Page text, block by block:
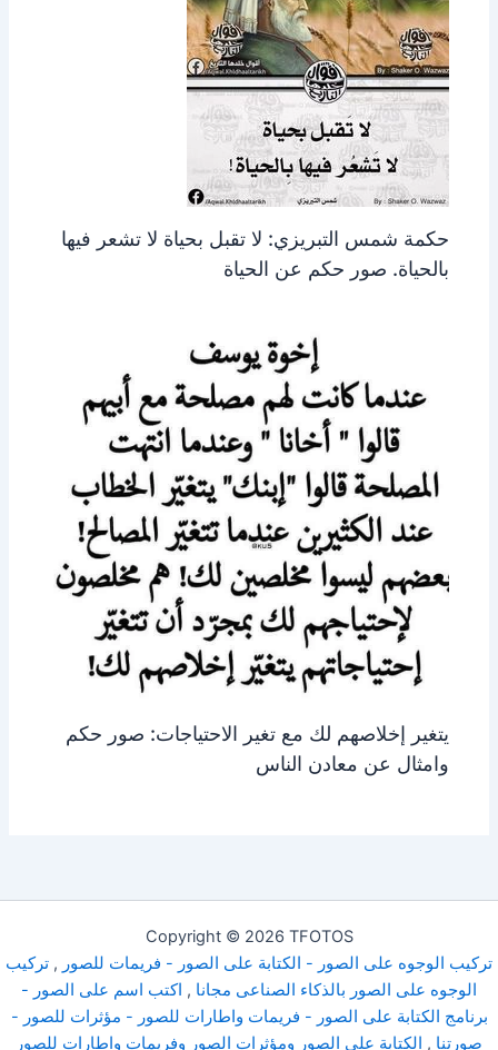
حكمة شمس التبريزي: لا تقبل بحياة لا تشعر فيها
بالحياة. صور حكم عن الحياة
يتغير إخلاصهم لك مع تغير الاحتياجات: صور حكم
وامثال عن معادن الناس
Copyright © 2026 TFOTOS
تركيب الوجوه على الصور - الكتابة على الصور - فريمات للصور , تركيب
الوجوه على الصور بالذكاء الصناعى مجانا , اكتب اسم على الصور -
برنامج الكتابة على الصور - فريمات واطارات للصور - مؤثرات للصور -
صورتنا , الكتابة على الصور ومؤثرات الصور وفريمات واطارات للصور